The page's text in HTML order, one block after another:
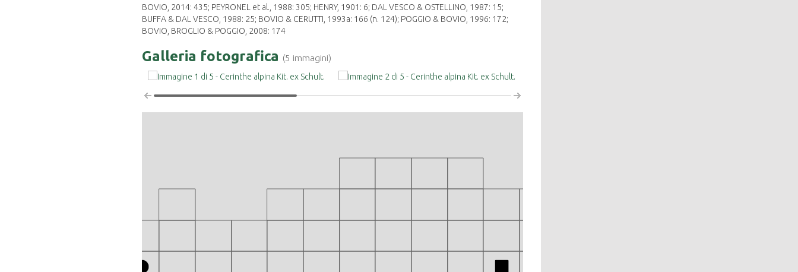
BOVIO, 2014: 435; PEYRONEL et al., 1988: 305; HENRY, 1901: 6; DAL VESCO & OSTELLINO, 1987: 15;
BUFFA & DAL VESCO, 1988: 25; BOVIO & CERUTTI, 1993a: 166 (n. 124); POGGIO & BOVIO, 1996: 172;
BOVIO, BROGLIO & POGGIO, 2008: 174
Galleria fotografica (5 immagini)